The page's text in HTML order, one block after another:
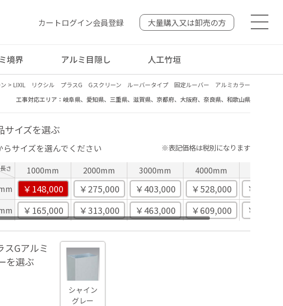
カートログイン会員登録 大量購入又は卸売の方
境界 アルミ目隠し 人工竹垣
> LIXIL リクシル プラスG Gスクリーン ルーバータイプ 固定ルーバー アルミカラー
工事対応エリア：岐阜県、愛知県、三重県、滋賀県、京都府、大阪府、奈良県、和歌山県
サイズを選ぶ
らサイズを選んでください ※表記価格は税別になります
長さ 1000mm 2000mm 3000mm 4000mm
￥148,000 ￥275,000 ￥403,000 ￥528,000 ￥
￥165,000 ￥313,000 ￥463,000 ￥609,000 ￥
スGアルミ
を選ぶ
シャイン
グレー